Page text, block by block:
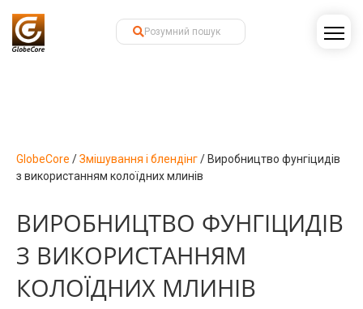
GlobeCore /Змішування і блендінг/ Виробництво фунгіцидів
з використанням колоїдних млинів
ВИРОБНИЦТВО ФУНГІЦИДІВ
З ВИКОРИСТАННЯМ
КОЛОЇДНИХ МЛИНІВ